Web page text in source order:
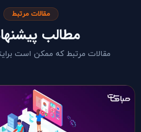
مقالات مرتبط
مطالب
مقالات مرتبط که ممکن است